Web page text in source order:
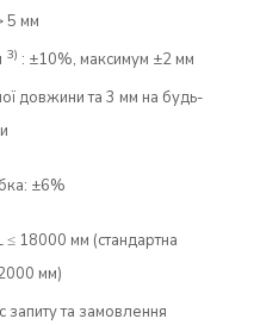
5 мм
3) : ±10%, максимум ±2 мм
довжини та 3 мм на будь-
±6%
18000 мм (стандартна
мм)
запиту та замовлення